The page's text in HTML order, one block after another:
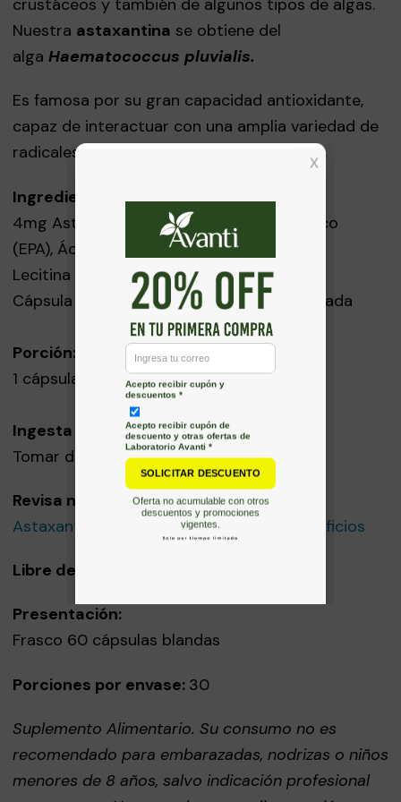
crustáceos y también de algunos tipos de algas.
Nuestra astaxantina se obtiene del
alga Haematococcus pluvialis.
Es famosa por su gran capacidad antioxidante,
capaz de interactuar con una amplia variedad de
radicales libres.
Ingredientes:
4mg Astaxantina, Ácido Eicosapentaenoico
(EPA), Ácido Docosahexaenoico (DHA)
Lecitina de soya.
Cápsula de gelatina, glicerina, agua purificada
Porción:
1 cápsula 660mg aprox. (0,66g)
Ingesta Diaria Recomenda:
Tomar de 1 a 3 cápsulas al día.
Revisa nuestro blog:
Astaxantina: qué es y cuáles son sus beneficios
Libre de Aditivos.
Presentación:
Frasco 60 cápsulas blandas
Porciones por envase: 30
Suplemento Alimentario. Su consumo no es
recomendado para embarazadas, nodrizas o niños
menores de 8 años, salvo indicación profesional